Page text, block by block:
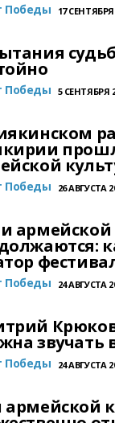
Победы 17 СЕНТЯБРЯ
Победы 5 СЕНТЯБРЯ
Победы 26 АВГУСТА
армейской
Победы 24 АВГУСТА
звучать
Победы 24 АВГУСТА